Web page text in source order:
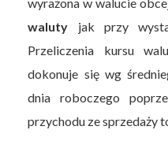
waluty jak przy
Przeliczenia kursu
dokonuje się wg
dnia roboczego
przychodu ze sprzedaży